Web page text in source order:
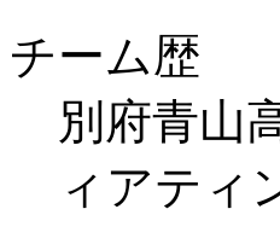
チーム歴
別府青山
ィアティ